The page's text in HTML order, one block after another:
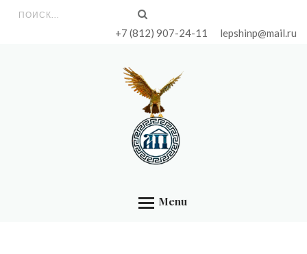
Форма поиска+7 (812) 907-24-11 lepshinp@mail.ru
Menu
ГЛАВНАЯ